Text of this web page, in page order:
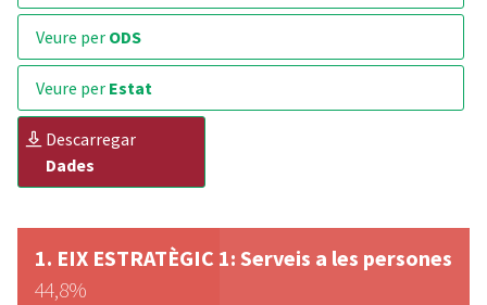
veure per ODS
veure per Estat
descarregar
Dades
EIX ESTRATÈGIC 1: Serveis a les persones
44,8%